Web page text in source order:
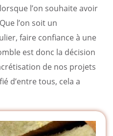
l’on souhaite avoir
l’on soit un
faire confiance à une
est donc la décision
de nos projets
d’entre tous, cela a